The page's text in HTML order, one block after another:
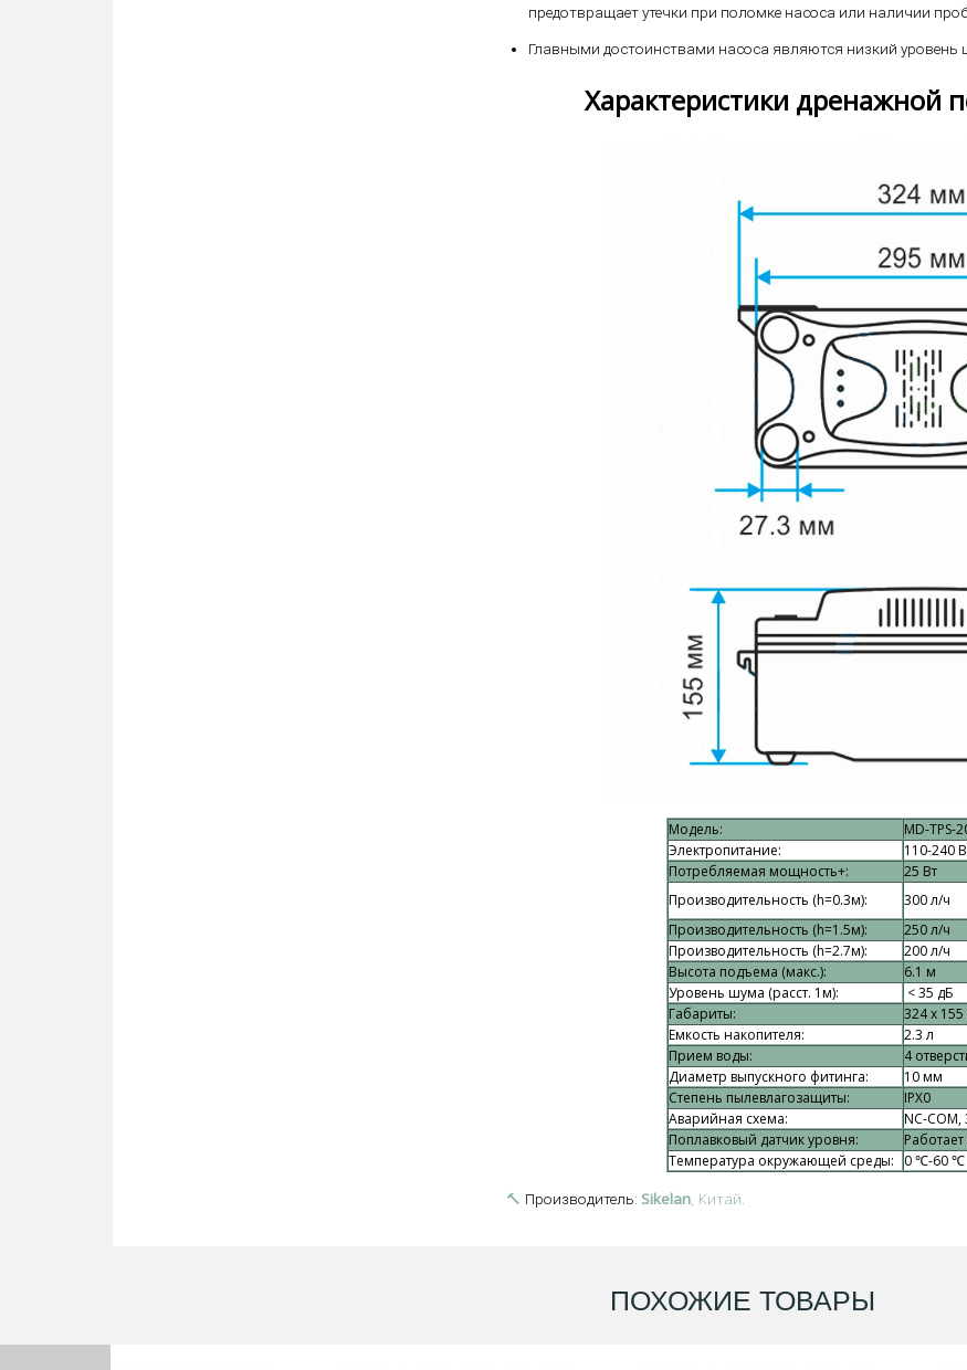
предотвращает утечки при поломке насоса или наличии
Главными достоинствами насоса являются низкий уровень
Характеристики дренажной
Модель:
MD-TPS-
Электропитание:
110-240
Потребляемая мощность+:
25 Вт
Производительность (h=0.3м):
300 л/ч
Производительность (h=1.5м):
250 л/ч
Производительность (h=2.7м):
200 л/ч
Высота подъема (макс.):
6.1 м
Уровень шума (расст. 1м):
< 35 дБ
Габариты:
324 х
Емкость накопителя:
2.3 л
Прием воды:
4
Диаметр выпускного фитинга:
10 мм
Степень пылевлагозащиты:
IPX0
Аварийная схема:
NC-
Поплавковый датчик уровня:
Температура окружающей среды:
0 ℃-60 ℃
🔨 Производитель: Sikelan, Китай.
ПОХОЖИЕ ТОВАРЫ